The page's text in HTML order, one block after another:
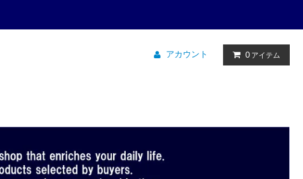
アカウント 0 アイテム